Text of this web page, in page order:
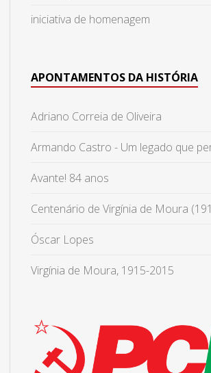
iniciativa de homenagem
APONTAMENTOS DA HISTÓRIA
Adriano Correia de Oliveira
Armando Castro - Um legado que
Avante! 84 anos
Centenário de Virgínia de Moura
Óscar Lopes
Virgínia de Moura, 1915-2015